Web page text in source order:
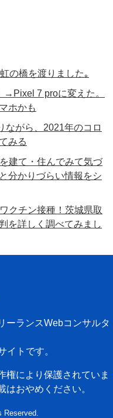
の橋を渡りました｡
7 proに変えた。
ホかも
ながら、2021年のコロ
みる
建て・住んでみて気づ
分かりづらい情報をシ
クチン接種！茨城県取
を詳しく調べてみまし
ーランスWebコンサルタ
イトです。
権により保護されていま
おやめください。
Reserved.